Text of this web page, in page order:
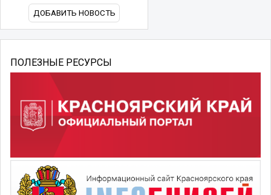
ДОБАВИТЬ НОВОСТЬ
ПОЛЕЗНЫЕ РЕСУРСЫ